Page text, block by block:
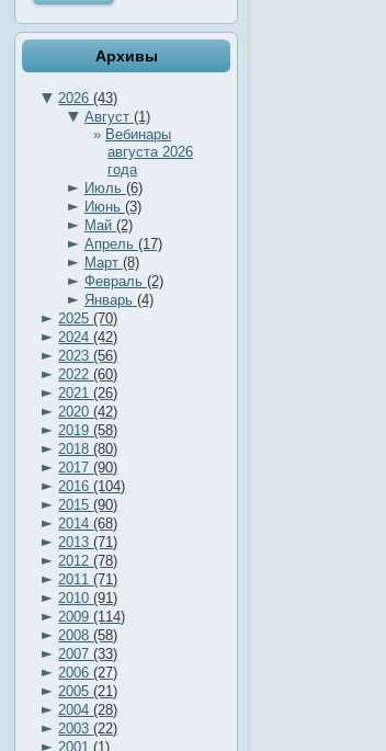
Архивы
▼ 2026(43)
▼ Август (1)
Вебинары
августа 2026
года
► Июль (6)
► Июнь (3)
► Май (2)
► Апрель (17)
► Март (8)
► Февраль (2)
► Январь (4)
► 2025(70)
► 2024(42)
► 2023(56)
► 2022(60)
► 2021(26)
► 2020(42)
► 2019(58)
► 2018(80)
► 2017(90)
► 2016(104)
► 2015(90)
► 2014(68)
► 2013(71)
► 2012(78)
► 2011(71)
► 2010(91)
► 2009(114)
► 2008(58)
► 2007(33)
► 2006(27)
► 2005(21)
► 2004(28)
► 2003(22)
► 2001(1)